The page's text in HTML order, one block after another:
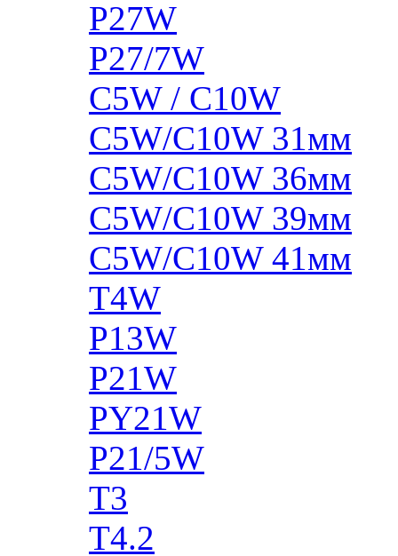
P27W
P27/7W
C5W / C10W
C5W/C10W 31мм
C5W/C10W 36мм
C5W/C10W 39мм
C5W/C10W 41мм
T4W
P13W
P21W
PY21W
P21/5W
T3
T4.2